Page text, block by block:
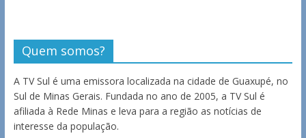
Quem somos?
A TV Sul é uma emissora localizada na cidade de Guaxupé, no
Sul de Minas Gerais. Fundada no ano de 2005, a TV Sul é
afiliada à Rede Minas e leva para a região as notícias de
interesse da população.